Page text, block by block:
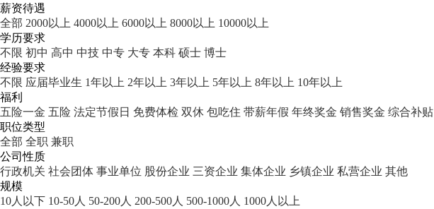
薪资待遇
全部 2000以上 4000以上 6000以上 8000以上 10000以上
学历要求
不限 初中 高中 中技 中专 大专 本科 硕士 博士
经验要求
不限 应届毕业生 1年以上 2年以上 3年以上 5年以上 8年以上 10年以上
福利
五险一金 五险 法定节假日 免费体检 双休 包吃住 带薪年假 年终奖金 销售奖金 综合补贴
职位类型
全部 全职 兼职
公司性质
行政机关 社会团体 事业单位 股份企业 三资企业 集体企业 乡镇企业 私营企业 其他
规模
10人以下 10-50人 50-200人 200-500人 500-1000人 1000人以上